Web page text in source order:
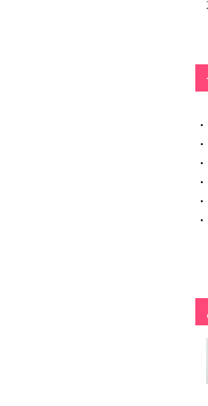
・
・
・
・
・
・